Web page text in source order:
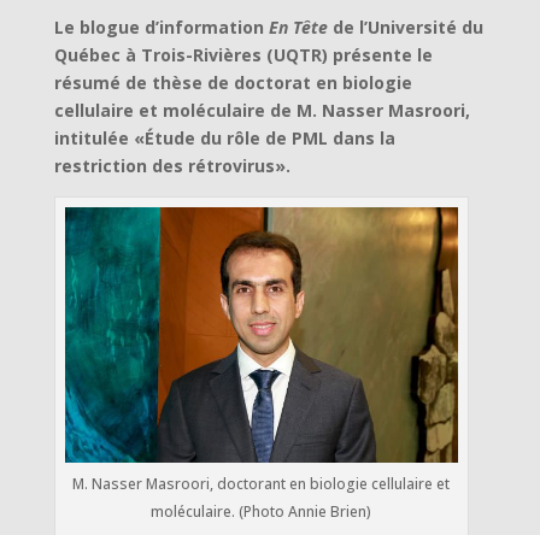
Le blogue d’information En Têtede l’Université du
Québec à Trois-Rivières (UQTR) présente le
résumé de thèse de doctorat en biologie
cellulaire et moléculaire de M. Nasser Masroori,
intitulée «Étude du rôle de PML dans la
restriction des rétrovirus».
M. Nasser Masroori, doctorant en biologie cellulaire et
moléculaire. (Photo Annie Brien)